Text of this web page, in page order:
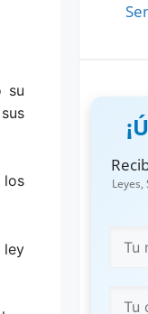
su
los
ley
Leyes,